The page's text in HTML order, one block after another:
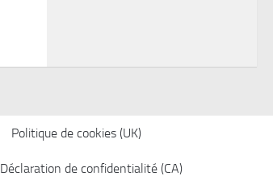
Politique de cookies (UK)
Déclaration de confidentialité (CA)